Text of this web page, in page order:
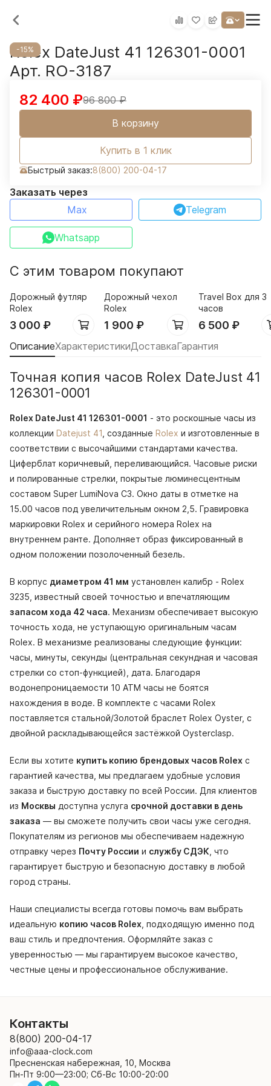
-15%
Rolex DateJust 41 126301-0001
Арт. RO-3187
96 800₽
82 400 ₽
В корзину
Купить в 1 клик
Быстрый заказ:8(800) 200-04-17
Заказать через
Max
Telegram
Whatsapp
С этим товаром покупают
Дорожный футляр
Rolex
3 000 ₽
Дорожный чехол
Rolex
1 900 ₽
Travel Box для 3
часов
6 500 ₽
ОписаниеХарактеристикиДоставкаГарантия
Точная копия часов Rolex DateJust 41
126301-0001
Rolex DateJust 41 126301-0001 - это роскошные часы из
коллекции Datejust 41 , созданные Rolex и изготовленные в
соответствии с высочайшими стандартами качества.
Циферблат коричневый, переливающийся. Часовые риски
и полированные стрелки, покрытые люминесцентным
составом Super LumiNova С3. Окно даты в отметке на
15.00 часов под увеличительным окном 2,5. Гравировка
маркировки Rolex и серийного номера Rolex на
внутреннем ранте. Дополняет образ фиксированный в
одном положении позолоченный безель.
В корпус диаметром 41 мм установлен калибр - Rolex
3235, известный своей точностью и впечатляющим
запасом хода 42 часа. Механизм обеспечивает высокую
точность хода, не уступающую оригинальным часам
Rolex. В механизме реализованы следующие функции:
часы, минуты, секунды (центральная секундная и часовая
стрелки со стоп-функцией), дата. Благодаря
водонепроницаемости 10 АТМ часы не боятся
нахождения в воде. В комплекте с часами Rolex
поставляется стальной/Золотой браслет Rolex Oyster, с
двойной раскладывающейся застёжкой Oysterclasp.
Если вы хотите купить копию брендовых часов Rolex с
гарантией качества, мы предлагаем удобные условия
заказа и быструю доставку по всей России. Для клиентов
из Москвы доступна услуга срочной доставки в день
заказа — вы сможете получить свои часы уже сегодня.
Покупателям из регионов мы обеспечиваем надежную
отправку через Почту России и службу СДЭК , что
гарантирует быструю и безопасную доставку в любой
город страны.
Наши специалисты всегда готовы помочь вам выбрать
идеальную копию часов Rolex , подходящую именно под
ваш стиль и предпочтения. Оформляйте заказ с
уверенностью — мы гарантируем высокое качество,
честные цены и профессиональное обслуживание.
Контакты
8(800) 200-04-17
info@aaa-clock.com
Пресненская набережная, 10, Москва
Пн-Пт 9:00—23:00; Сб-Вс 10:00-20:00